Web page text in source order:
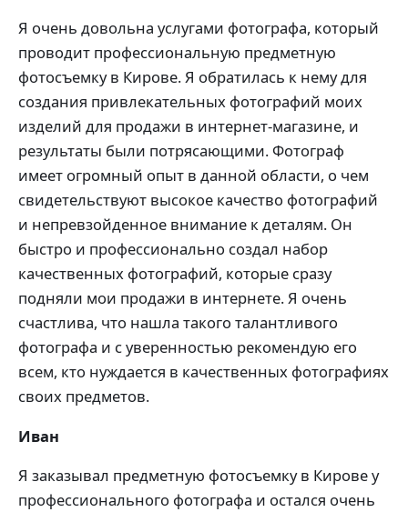
Я очень довольна услугами фотографа, который
проводит профессиональную предметную
фотосъемку в Кирове. Я обратилась к нему для
создания привлекательных фотографий моих
изделий для продажи в интернет-магазине, и
результаты были потрясающими. Фотограф
имеет огромный опыт в данной области, о чем
свидетельствуют высокое качество фотографий
и непревзойденное внимание к деталям. Он
быстро и профессионально создал набор
качественных фотографий, которые сразу
подняли мои продажи в интернете. Я очень
счастлива, что нашла такого талантливого
фотографа и с уверенностью рекомендую его
всем, кто нуждается в качественных фотографиях
своих предметов.
Иван
Я заказывал предметную фотосъемку в Кирове у
профессионального фотографа и остался очень